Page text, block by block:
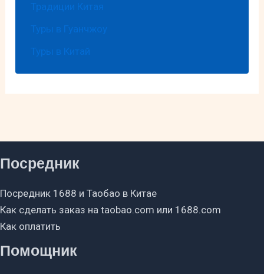
Традиции Китая
Туры в Гуанчжоу
Туры в Китай
Посредник
Посредник 1688 и Таобао в Китае
Как сделать заказ на taobao.com или 1688.com
Как оплатить
Помощник